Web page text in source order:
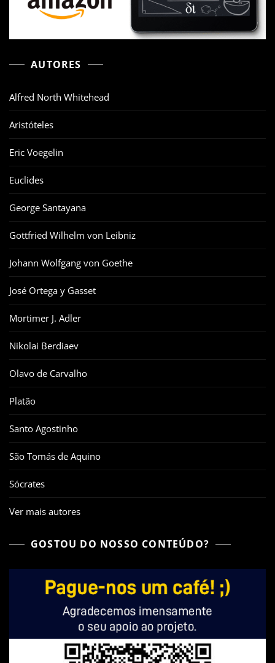
AUTORES
Alfred North Whitehead
Aristóteles
Eric Voegelin
Euclides
George Santayana
Gottfried Wilhelm von Leibniz
Johann Wolfgang von Goethe
José Ortega y Gasset
Mortimer J. Adler
Nikolai Berdiaev
Olavo de Carvalho
Platão
Santo Agostinho
São Tomás de Aquino
Sócrates
Ver mais autores
GOSTOU DO NOSSO CONTEÚDO?